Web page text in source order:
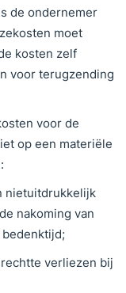
de ondernemer
moet
kosten zelf
voor terugzending
voor de
op een materiële
nietuitdrukkelijk
nakoming van
verliezen bij